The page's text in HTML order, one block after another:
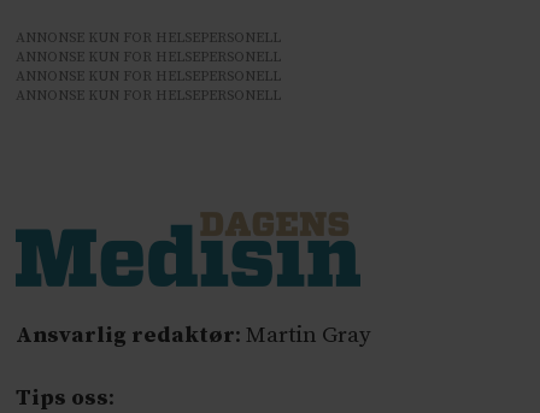
ANNONSE KUN FOR HELSEPERSONELL
ANNONSE KUN FOR HELSEPERSONELL
ANNONSE KUN FOR HELSEPERSONELL
ANNONSE KUN FOR HELSEPERSONELL
Ansvarlig redaktør: Martin Gray
Tips oss: